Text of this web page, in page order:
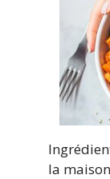
la maison